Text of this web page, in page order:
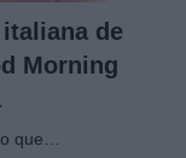
de
Morning
que…